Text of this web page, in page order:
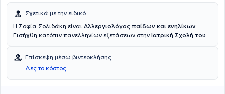
Σχετικά με την ειδικό
Η Σοφία Σολιδάκη είναι Αλλεργιολόγος παίδων και ενηλίκων.
Εισήχθη κατόπιν πανελληνίων εξετάσεων στην Ιατρική Σχολή του
ειδικεύτηκε στο Πανεπιστημιακό Γενικό Νοσοκομείο "
Μονάδα Αλλεργιολογίας "Δημήτριος Καλογερομήτρος" της Β’
Κλινικής Δερματικών & Αφροδισίων Νόσων
της εκπαίδευσής της, εξειδικεύτηκε στην Αλλεργιολογία παίδων
Επίσκεψη μέσω βιντεοκλήσης
Δες το κόστος